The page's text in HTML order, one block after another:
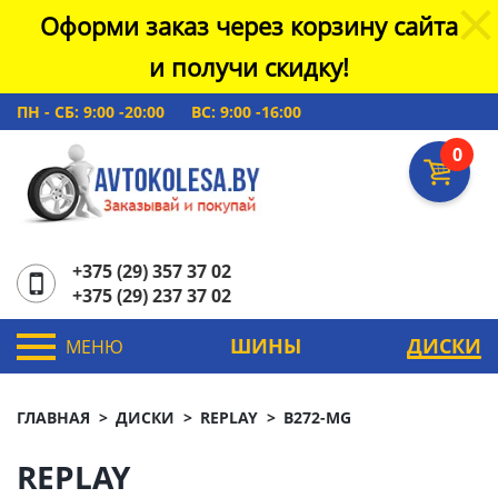
Оформи заказ через корзину сайта
и получи скидку!
ПН - СБ: 9:00 -20:00 ВС: 9:00 -16:00
0
+375 (29) 357 37 02
+375 (29) 237 37 02
МЕНЮ ШИНЫ ДИСКИ
ГЛАВНАЯ ДИСКИ REPLAY B272-MG
REPLAY